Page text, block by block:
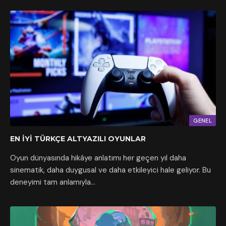
GENEL
EN İYI TÜRKÇE ALTYAZILI OYUNLAR
Oyun dünyasında hikâye anlatımı her geçen yıl daha
sinematik, daha duygusal ve daha etkileyici hale geliyor. Bu
deneyimi tam anlamıyla…